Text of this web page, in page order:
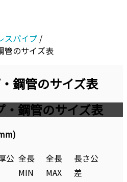
スパイプ /
管のサイズ表
鋼管のサイズ表
・鋼管のサイズ表
公 全長
MIN
全長
MAX
長さ公
差